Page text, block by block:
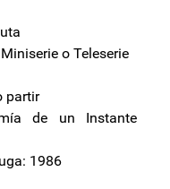
o Teleserie
partir
de un Instante
1986